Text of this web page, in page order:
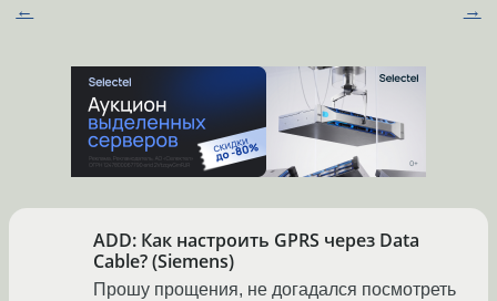
← →
ADD: Как настроить GPRS через Data
Cable? (Siemens)
Прошу прощения, не догадался посмотреть